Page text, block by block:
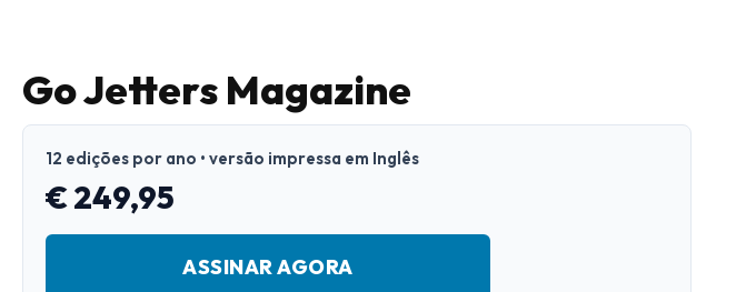
Go Jetters Magazine
12 edições por ano • versão impressa em Inglês
€ 249,95
ASSINAR AGORA